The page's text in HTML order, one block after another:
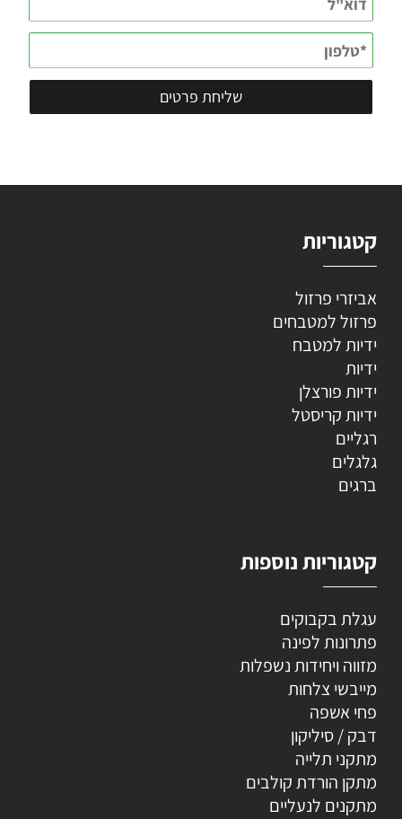
קטגוריות
אביזרי פרזול
פרזול למטבחים
ידיות למטבח
ידיות
ידיות פורצלן
ידיות קריסטל
רגליים
גלגלים
ברגים
קטגוריות נוספות
עגלת בקבוקים
פתרונות לפינה
מזווה ויחידות נשפלות
מייבשי צלחות
פחי אשפה
דבק / סיליקון
מתקני תלייה
מתקן הורדת קולבים
מתקנים לנעליים